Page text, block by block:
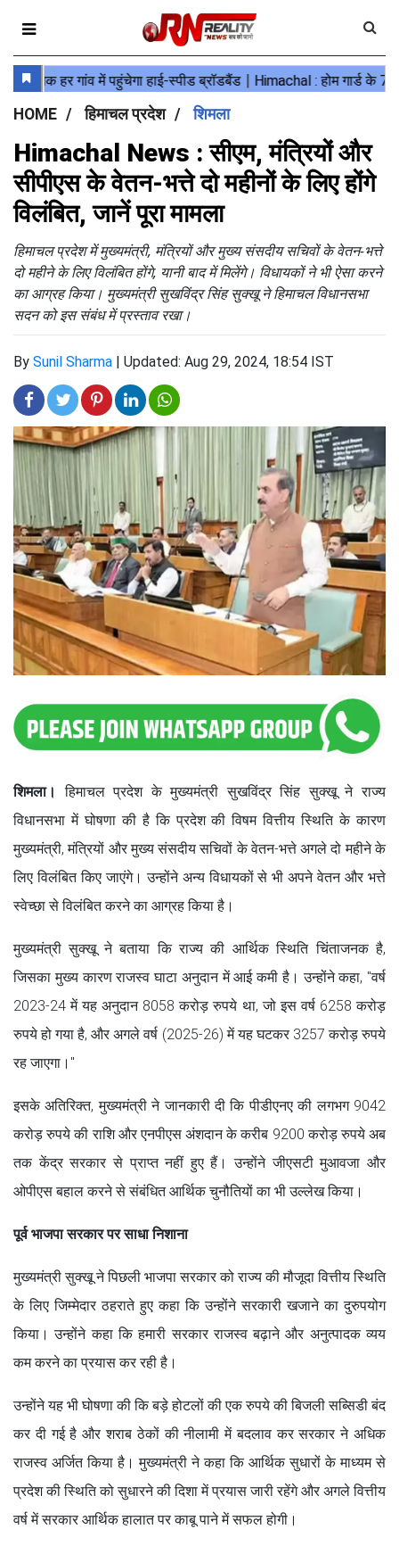
HOME हिमाचल प्रदेश शिमला
Himachal News : सीएम, मंत्रियों और
सीपीएस के वेतन-भत्ते दो महीनों के लिए होंगे
विलंबित, जानें पूरा मामला
हिमाचल प्रदेश में मुख्यमंत्री, मंत्रियों और मुख्य संसदीय सचिवों के वेतन-भत्ते
दो महीने के लिए विलंबित होंगे, यानी बाद में मिलेंगे। विधायकों ने भी ऐसा करने
का आग्रह किया। मुख्यमंत्री सुखविंद्र सिंह सुक्खू ने हिमाचल विधानसभा
सदन को इस संबंध में प्रस्ताव रखा।
By Sunil Sharma | Updated: Aug 29, 2024, 18:54 IST
शिमला।हिमाचल प्रदेश के मुख्यमंत्री सुखविंद्र सिंह सुक्खू ने राज्य
विधानसभा में घोषणा की है कि प्रदेश की विषम वित्तीय स्थिति के कारण
मुख्यमंत्री, मंत्रियों और मुख्य संसदीय सचिवों के वेतन-भत्ते अगले दो महीने के
लिए विलंबित किए जाएंगे। उन्होंने अन्य विधायकों से भी अपने वेतन और भत्ते
स्वेच्छा से विलंबित करने का आग्रह किया है।
मुख्यमंत्री सुक्खू ने बताया कि राज्य की आर्थिक स्थिति चिंताजनक है,
जिसका मुख्य कारण राजस्व घाटा अनुदान में आई कमी है। उन्होंने कहा, "वर्ष
2023-24 में यह अनुदान 8058 करोड़ रुपये था, जो इस वर्ष 6258 करोड़
रुपये हो गया है, और अगले वर्ष (2025-26) में यह घटकर 3257 करोड़ रुपये
रह जाएगा।"
इसके अतिरिक्त, मुख्यमंत्री ने जानकारी दी कि पीडीएनए की लगभग 9042
करोड़ रुपये की राशि और एनपीएस अंशदान के करीब 9200 करोड़ रुपये अब
तक केंद्र सरकार से प्राप्त नहीं हुए हैं। उन्होंने जीएसटी मुआवजा और
ओपीएस बहाल करने से संबंधित आर्थिक चुनौतियों का भी उल्लेख किया।
पूर्व भाजपा सरकार पर साधा निशाना
मुख्यमंत्री सुक्खू ने पिछली भाजपा सरकार को राज्य की मौजूदा वित्तीय स्थिति
के लिए जिम्मेदार ठहराते हुए कहा कि उन्होंने सरकारी खजाने का दुरुपयोग
किया। उन्होंने कहा कि हमारी सरकार राजस्व बढ़ाने और अनुत्पादक व्यय
कम करने का प्रयास कर रही है।
उन्होंने यह भी घोषणा की कि बड़े होटलों की एक रुपये की बिजली सब्सिडी बंद
कर दी गई है और शराब ठेकों की नीलामी में बदलाव कर सरकार ने अधिक
राजस्व अर्जित किया है। मुख्यमंत्री ने कहा कि आर्थिक सुधारों के माध्यम से
प्रदेश की स्थिति को सुधारने की दिशा में प्रयास जारी रहेंगे और अगले वित्तीय
वर्ष में सरकार आर्थिक हालात पर काबू पाने में सफल होगी।